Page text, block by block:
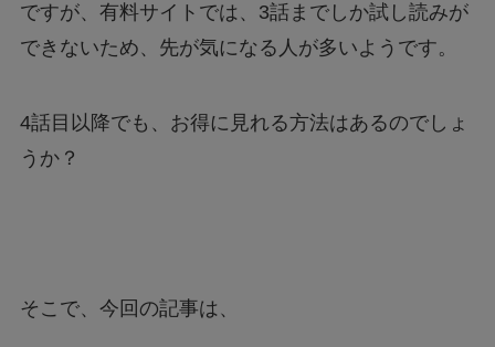
ですが、有料サイトでは、3話までしか試し読みが
できないため、先が気になる人が多いようです。
4話目以降でも、お得に見れる方法はあるのでしょ
うか？
そこで、今回の記事は、